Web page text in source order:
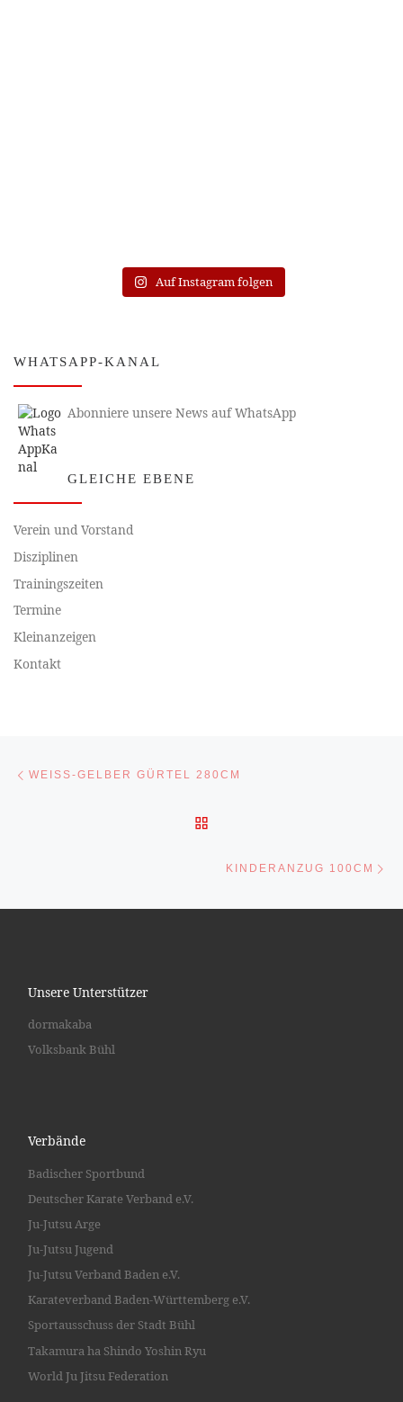
Auf Instagram folgen
WHATSAPP-KANAL
Abonniere unsere News auf WhatsApp
GLEICHE EBENE
Verein und Vorstand
Disziplinen
Trainingszeiten
Termine
Kleinanzeigen
Kontakt
WEISS-GELBER GÜRTEL 280CM
KINDERANZUG 100CM
Unsere Unterstützer
dormakaba
Volksbank Bühl
Verbände
Badischer Sportbund
Deutscher Karate Verband e.V.
Ju-Jutsu Arge
Ju-Jutsu Jugend
Ju-Jutsu Verband Baden e.V.
Karateverband Baden-Württemberg e.V.
Sportausschuss der Stadt Bühl
Takamura ha Shindo Yoshin Ryu
World Ju Jitsu Federation